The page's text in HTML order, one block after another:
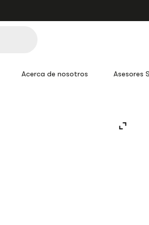
Acerca de nosotros Asesores